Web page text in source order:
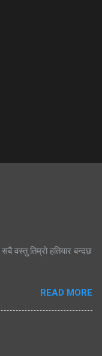
वस्तु तिम्रो हतियार बन्दछ
READ MORE